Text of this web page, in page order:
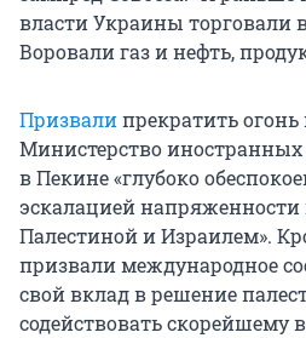
власти Украины торговали
Воровали газ и нефть,
Призвалипрекратить огонь
Министерство
в Пекине «глубоко
эскалацией
Палестиной и Израилем».
призвали международное
свой вклад в решение
содействовать скорейшему